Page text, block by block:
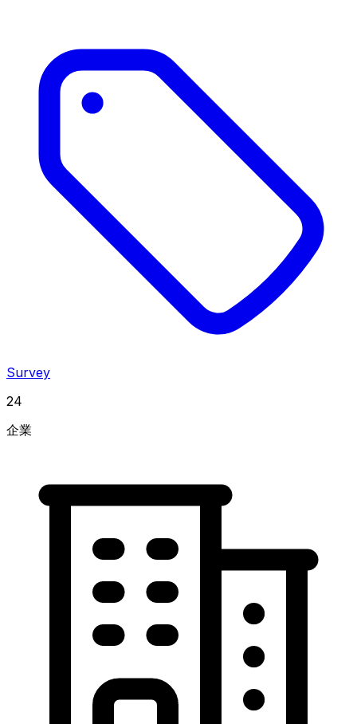
Survey
24
企業